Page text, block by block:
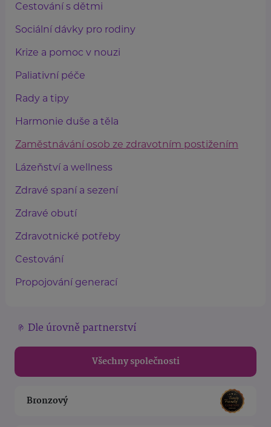
Cestování s dětmi
Sociální dávky pro rodiny
Krize a pomoc v nouzi
Paliativní péče
Rady a tipy
Harmonie duše a těla
Zaměstnávání osob ze zdravotním postižením
Lázeňství a wellness
Zdravé spaní a sezení
Zdravé obutí
Zdravotnické potřeby
Cestování
Propojování generací
Dle úrovně partnerství
Všechny společnosti
Bronzový